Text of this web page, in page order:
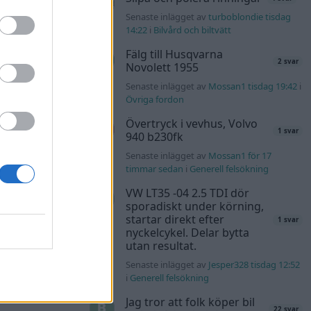
för 8 timmar
för 8 timmar
för 20
Senaste inlägget av turboblondie tisdag
14:22i Bilvård och biltvätt
Fälg till Husqvarna
Novolett 1955
2 svar
Senaste inlägget av Mossan1 tisdag 19:42i
Övriga fordon
Övertryck i vevhus, Volvo
940 b230fk
1 svar
Senaste inlägget av Mossan1 för 17
timmar sedan i Generell felsökning
VW LT35 -04 2.5 TDI dör
sporadiskt under körning,
startar direkt efter
nyckelcykel. Delar bytta
utan resultat.
1 svar
Senaste inlägget av Jesper328 tisdag 12:52
i Generell felsökning
Jag tror att folk köper bil